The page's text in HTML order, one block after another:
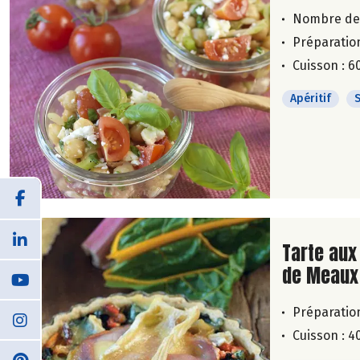
Nombre
Cuisson :
Apéritif
Lire la
Tarte
de Meaux
Cuisson :